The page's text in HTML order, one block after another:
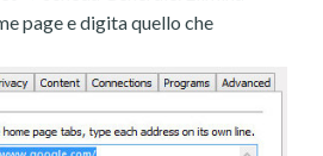
page e digita quello che